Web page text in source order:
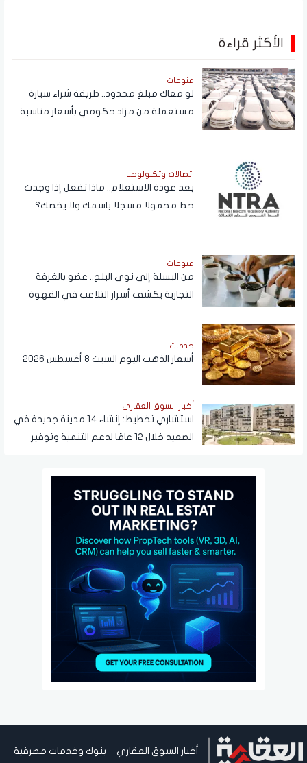
الأكثر قراءة
منوعات
لو معاك مبلغ محدود.. طريقة شراء سيارة
مستعملة من مزاد حكومي بأسعار مناسبة
اتصالات وتكنولوجيا
بعد عودة الاستعلام.. ماذا تفعل إذا وجدت
خط محمولا مسجلا باسمك ولا يخصك؟
منوعات
من البسلة إلى نوى البلح.. عضو بالغرفة
التجارية يكشف أسرار التلاعب في القهوة
خدمات
أسعار الذهب اليوم السبت 8 أغسطس 2026
أخبار السوق العقاري
استشاري تخطيط: إنشاء 14 مدينة جديدة في
الصعيد خلال 12 عامًا لدعم التنمية وتوفير
أخبار السوق العقاري بنوك وخدمات مصرفية